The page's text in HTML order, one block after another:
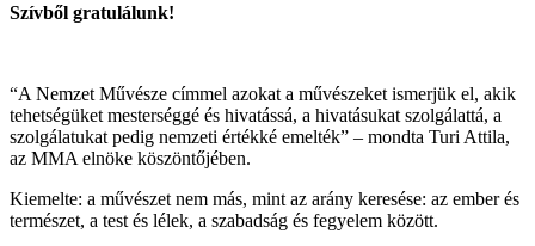
Szívből gratulálunk!
“A Nemzet Művésze címmel azokat a művészeket ismerjük el, akik
tehetségüket mesterséggé és hivatássá, a hivatásukat szolgálattá, a
szolgálatukat pedig nemzeti értékké emelték” – mondta Turi Attila,
az MMA elnöke köszöntőjében.
Kiemelte: a művészet nem más, mint az arány keresése: az ember és
természet, a test és lélek, a szabadság és fegyelem között.